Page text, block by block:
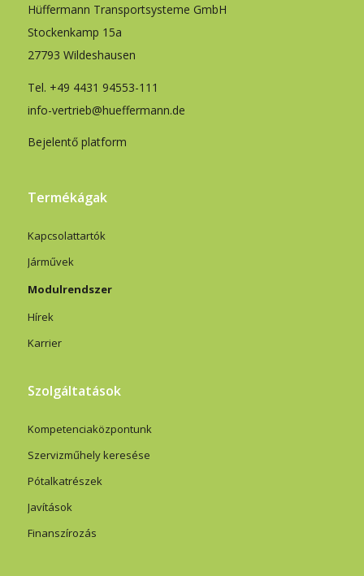
Hüffermann Transportsysteme GmbH
Stockenkamp 15a
27793 Wildeshausen
Tel. +49 4431 94553-111
info-vertrieb@hueffermann.de
Bejelentő platform
Termékágak
Kapcsolattartók
Járművek
Modulrendszer
Hírek
Karrier
Szolgáltatások
Kompetenciaközpontunk
Szervizműhely keresése
Pótalkatrészek
Javítások
Finanszírozás